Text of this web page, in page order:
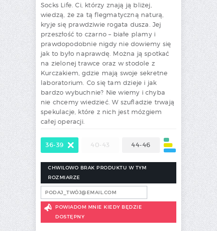
Socks Life. Ci, którzy znają ją bliżej,
wiedzą, że za tą flegmatyczną naturą,
kryje się prawdziwie rogata dusza. Jej
przeszłość to czarno – białe plamy i
prawdopodobnie nigdy nie dowiemy się
jak to było naprawdę. Można ją spotkać
na zielonej trawce oraz w stodole z
Kurczakiem, gdzie mają swoje sekretne
laboratorium. Co się tam dzieje i jak
bardzo wybuchnie? Nie wiemy i chyba
nie chcemy wiedzieć. W szufladzie trwają
spekulacje, które z nich jest mózgiem
całej operacji.
36-39 40-43 44-46
CHWILOWO BRAK PRODUKTU W TYM
ROZMIARZE
POWIADOM MNIE KIEDY BĘDZIE
DOSTĘPNY